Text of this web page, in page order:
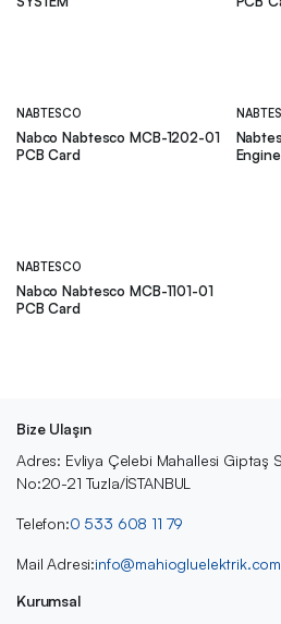
NABTESCO
Nabco Nabtesco MCB-1202-01
PCB Card
NABTESCO
Nabco Nabtesco MCB-1101-01
PCB Card
Bize Ulaşın
Adres: Evliya Çelebi Mahallesi Giptaş
No:20-21 Tuzla/İSTANBUL
Telefon:0 533 608 11 79
Mail Adresi:info@mahiogluelektrik.com
Kurumsal